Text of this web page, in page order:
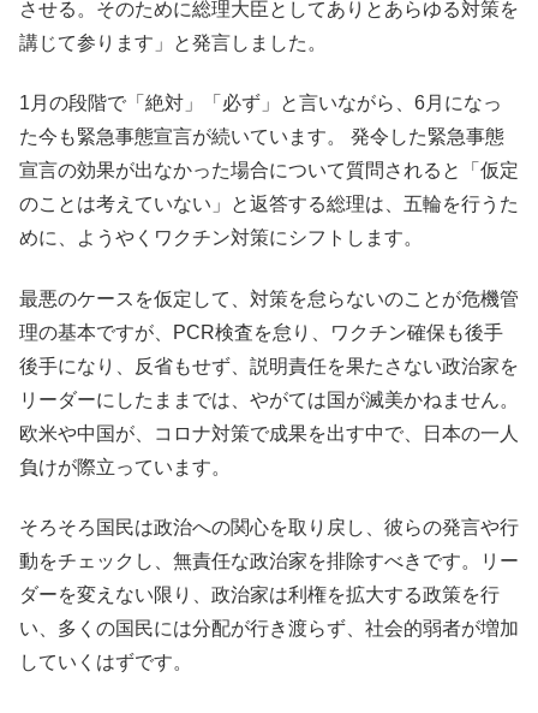
させる。そのために総理大臣としてありとあらゆる対策を
講じて参ります」と発言しました。
1月の段階で「絶対」「必ず」と言いながら、6月になっ
た今も緊急事態宣言が続いています。 発令した緊急事態
宣言の効果が出なかった場合について質問されると「仮定
のことは考えていない」と返答する総理は、五輪を行うた
めに、ようやくワクチン対策にシフトします。
最悪のケースを仮定して、対策を怠らないのことが危機管
理の基本ですが、PCR検査を怠り、ワクチン確保も後手
後手になり、反省もせず、説明責任を果たさない政治家を
リーダーにしたままでは、やがては国が滅美かねません。
欧米や中国が、コロナ対策で成果を出す中で、日本の一人
負けが際立っています。
そろそろ国民は政治への関心を取り戻し、彼らの発言や行
動をチェックし、無責任な政治家を排除すべきです。リー
ダーを変えない限り、政治家は利権を拡大する政策を行
い、多くの国民には分配が行き渡らず、社会的弱者が増加
していくはずです。